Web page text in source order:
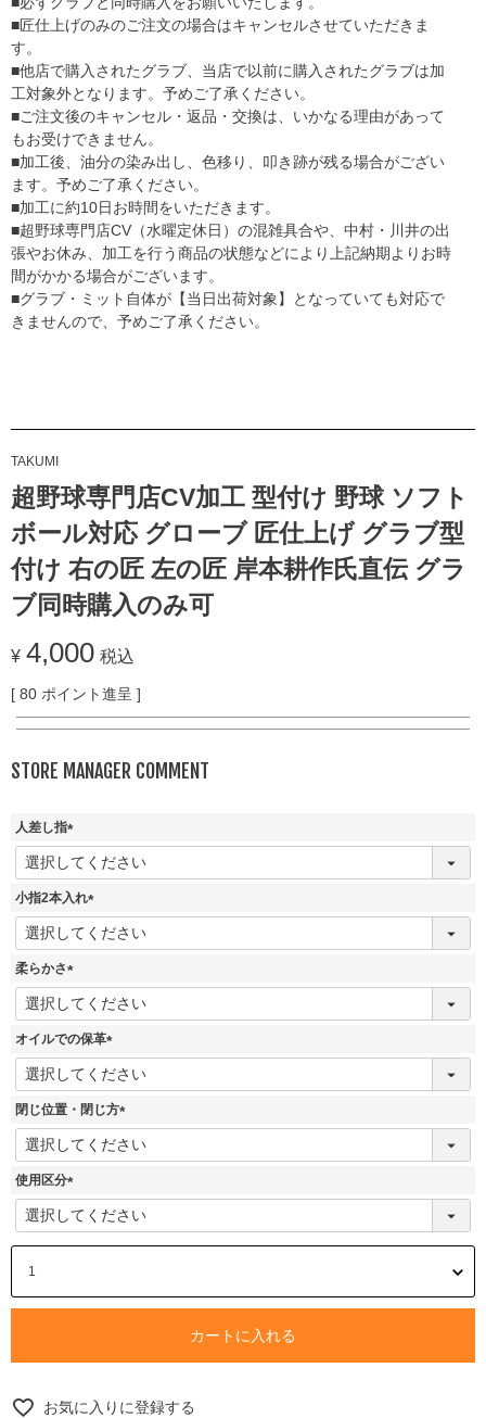
■匠仕上げのみのご注文の場合はキャンセルさせていただきま
す。
■他店で購入されたグラブ、当店で以前に購入されたグラブは加
工対象外となります。予めご了承ください。
■ご注文後のキャンセル・返品・交換は、いかなる理由があって
もお受けできません。
■加工後、油分の染み出し、色移り、叩き跡が残る場合がござい
ます。予めご了承ください。
■加工に約10日お時間をいただきます。
■超野球専門店CV（水曜定休日）の混雑具合や、中村・川井の出
張やお休み、加工を行う商品の状態などにより上記納期よりお時
間がかかる場合がございます。
■グラブ・ミット自体が【当日出荷対象】となっていても対応で
きませんので、予めご了承ください。
TAKUMI
超野球専門店CV加工 型付け 野球 ソフト
ボール対応 グローブ 匠仕上げ グラブ型
付け 右の匠 左の匠 岸本耕作氏直伝 グラ
ブ同時購入のみ可
¥ 4,000 税込
[ 80 ポイント進呈 ]
STORE MANAGER COMMENT
人差し指
(
必
須
小指2本入れ
(
必
柔らかさ
(
必
須
オイルでの保革
(
必
須
閉じ位置・閉じ方
(
必
使用区分
(
必
須
お気に入りに登録する
カートに入れる